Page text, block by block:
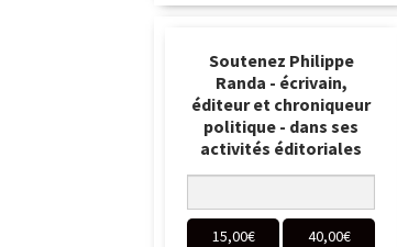
Soutenez Philippe
Randa - écrivain,
éditeur et chroniqueur
politique - dans ses
activités éditoriales
15,00€ 40,00€